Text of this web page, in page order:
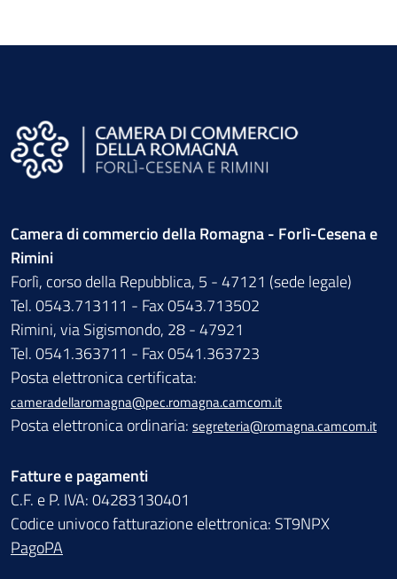
Camera di commercio della Romagna - Forlì-Cesena e
Rimini
Forlì, corso della Repubblica, 5 - 47121 (sede legale)
Tel. 0543.713111 - Fax 0543.713502
Rimini, via Sigismondo, 28 - 47921
Tel. 0541.363711 - Fax 0541.363723
Posta elettronica certificata:
cameradellaromagna@pec.romagna.camcom.it
Posta elettronica ordinaria: segreteria@romagna.camcom.it
Fatture e pagamenti
C.F. e P. IVA: 04283130401
Codice univoco fatturazione elettronica: ST9NPX
PagoPA